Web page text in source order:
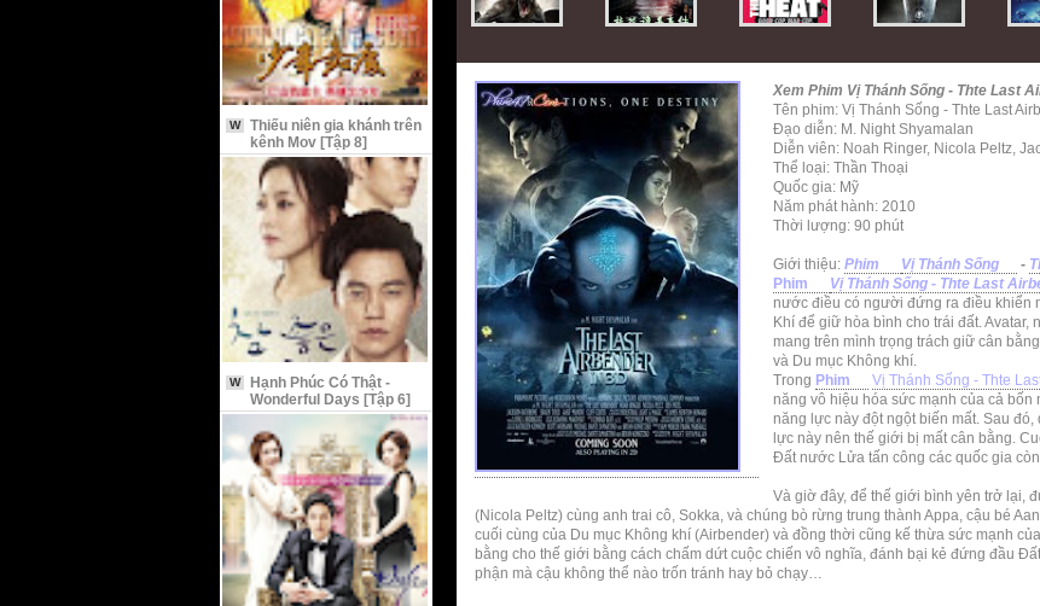
W
Thiếu niên gia khánh trên
kênh Mov [Tập 8]
W
Hạnh Phúc Có Thật -
Wonderful Days [Tập 6]
Xem Phim Vị Thánh Sống - Thte Last
Tên phim: Vị Thánh Sống - Thte Last
Đạo diễn: M. Night Shyamalan
Diễn viên: Noah Ringer, Nicola Peltz,
Thể loại: Thần Thoại
Quốc gia: Mỹ
Năm phát hành: 2010
Thời lượng: 90 phút
Giới thiệu: Phim Vị Thánh Sống -
Phim
Vị Thánh Sống - Thte Last
nước điều có người đứng ra điều khiển
Khí để giữ hòa bình cho trái đất.
mang trên mình trọng trách giữ cân
và Du mục Không khí.
Trong Phim Vị Thánh Sống - Thte
năng vô hiệu hóa sức mạnh của cả
năng lực này đột ngột biến mất. Sau
lực này nên thế giới bị mất cân bằng.
Đất nước Lửa tấn công các quốc gia
Và giờ đây, để thế giới bình yên trở lại,
(Nicola Peltz) cùng anh trai cô, Sokka, và chúng bò rừng trung thành Appa, cậu bé
cuối cùng của Du mục Không khí (Airbender) và đồng thời cũng kế thừa sức mạnh
bằng cho thế giới bằng cách chấm dứt cuộc chiến vô nghĩa, đánh bại kẻ đứng đầu
phận mà cậu không thể nào trốn tránh hay bỏ chạy…